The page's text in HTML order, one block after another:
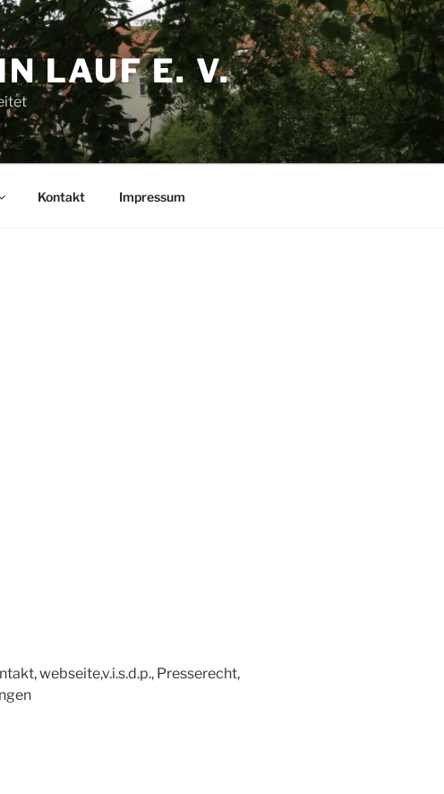
LAUF E. V.
Kontakt Impressum
webseite,v.i.s.d.p., Presserecht,